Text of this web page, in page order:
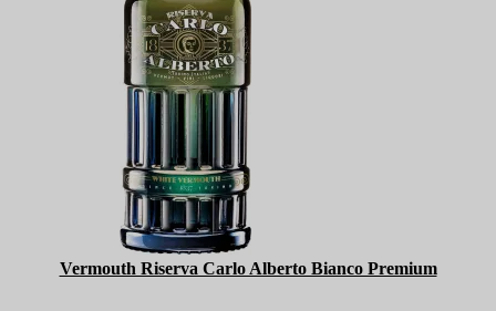
Vermouth Riserva Carlo Alberto Bianco Premium